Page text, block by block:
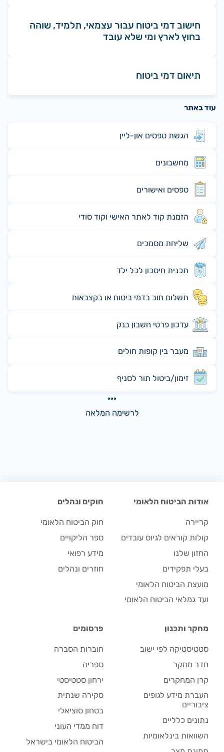
חישוב דמי ביטוח עבור עצמאי, תלמיד, שוהה
בחוץ לארץ ומי שלא עובד
תיאום דמי ביטוח
עוד באתר
הגשת טפסים און-ליין
מחשבונים
טפסים ואישורים
הזמנת קוד לאתר האישי וקוד סודי
שליחת מסמכים
תכנית חיסכון לכל ילד
תשלום חוב בדמי ביטוח או בקצבאות
עדכון פרטי חשבון בנק
מעבר בין קופות חולים
זימון/ביטול תור לסניף
לרשימה המלאה
אודות הביטוח הלאומי
קריירה
קולות קוראים לגיוס עובדים
החזון שלנו
בעלי תפקידים
מועצת הביטוח הלאומי
ועד גמלאי הביטוח הלאומי
חוקים ונהלים
חוק הביטוח הלאומי
ספר הליקויים
מידע רפואי
חוזרים ונהלים
מחקר ותכנון
סטטיסטיקה לפי ישוב
חדר מחקר
קרן המחקרים
העברת מידע לגופים
ציבוריים
נתונים כלליים
השוואות בינלאומיות
פרסומים
חוברות הסברה
ספריה
ירחון סטטיסטי
סקירה שנתית
בטחון סוציאלי
דוח ממדי העוני
הביטוח הלאומי בישראל